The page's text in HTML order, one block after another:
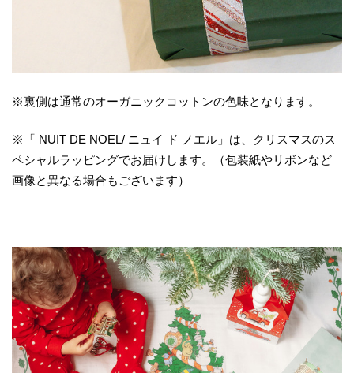
※裏側は通常のオーガニックコットンの色味となります。
※「 NUIT DE NOEL/ ニュイ ド ノエル」は、クリスマスのス
ペシャルラッピングでお届けします。（包装紙やリボンなど
画像と異なる場合もございます）